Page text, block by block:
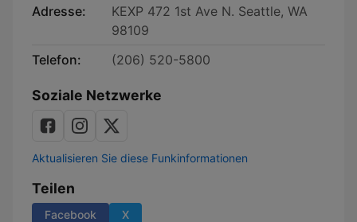
Adresse:
KEXP 472 1st Ave N. Seattle, WA
98109
Telefon:
(206) 520-5800
Soziale Netzwerke
Aktualisieren Sie diese Funkinformationen
Teilen
Facebook X